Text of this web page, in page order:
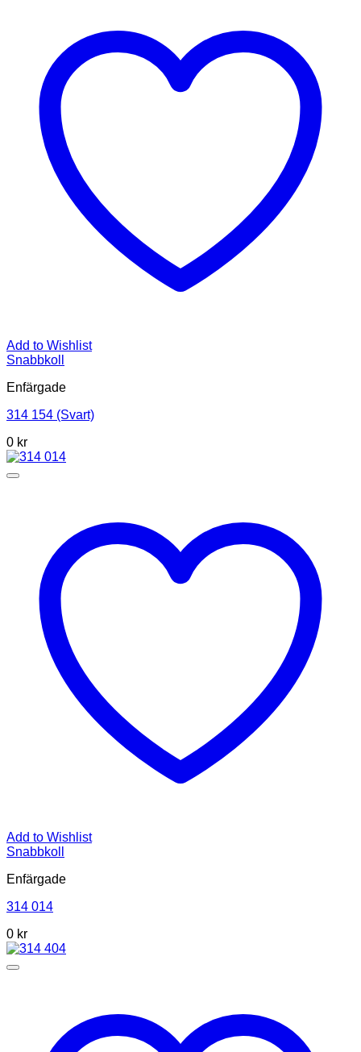
Add to Wishlist
Snabbkoll
Enfärgade
314 154 (Svart)
0 kr
Add to Wishlist
Snabbkoll
Enfärgade
314 014
0 kr